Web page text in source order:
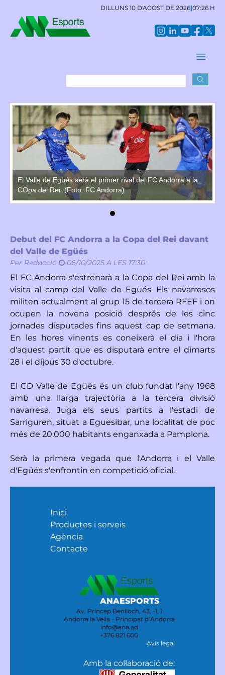
DILLUNS 10 D'AGOST DE 2026|07:26 H
El Valle de Egüés serà el primer rival del FC Andorra a la
COpa del Rei. (Foto: FC Andorra)
Debut del FC Andorra a la Copa del Rei davant
del Valle de Egüés
Per Redacció 06/10/2025 A LES 17:30
El FC Andorra s'estrenarà a la Copa del Rei amb la
visita al camp del Valle de Egüés. Els navarresos
militen actualment al grup 15 de tercera RFEF i on
ocupen la novena posició després de les cinc
jornades disputades fins aquest cap de setmana.
En les hores vinents es coneixerà el dia i l'hora
d'aquest partit que es disputarà entre el dimarts
28 i el dijous 30 d'octubre.
El CD Valle de Egüés és un club fundat l'any 1968
amb una llarga trajectòria a la tercera divisió
navarresa. Juga els seus partits a l'estadi de
Sarriguren, situat a Eguesibar, una localitat de poc
més de 20.000 habitants enganxada a Pamplona.
Serà la primera vegada que l'Andorra i el Valle
d'Egüés s'enfrontin en competició oficial.
Inici
Productes i serveis
Agència
Contacte
ANAESPORTS
Av. Príncep Benlloch, 43, -1, 1
Andorra la Vella - Principat d’Andorra
info@ana.ad
+376 821 600
Avís legal
Amb la col·laboració de: